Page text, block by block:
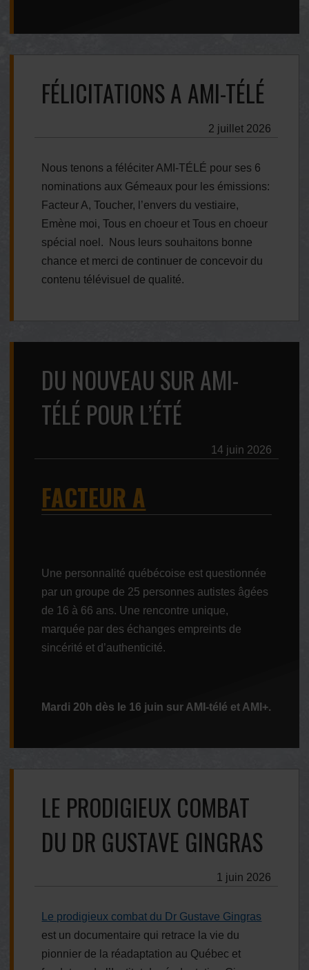
FÉLICITATIONS A AMI-TÉLÉ
2 juillet 2026
Nous tenons a féléciter AMI-TÉLÉ pour ses 6
nominations aux Gémeaux pour les émissions:
Facteur A, Toucher, l’envers du vestiaire,
Emène moi, Tous en choeur et Tous en choeur
spécial noel. Nous leurs souhaitons bonne
chance et merci de continuer de concevoir du
contenu télévisuel de qualité.
DU NOUVEAU SUR AMI-
TÉLÉ POUR L’ÉTÉ
14 juin 2026
FACTEUR A
Une personnalité québécoise est questionnée
par un groupe de 25 personnes autistes âgées
de 16 à 66 ans. Une rencontre unique,
marquée par des échanges empreints de
sincérité et d’authenticité.
Mardi 20h dès le 16 juin sur AMI-télé et AMI+.
LE PRODIGIEUX COMBAT
DU DR GUSTAVE GINGRAS
1 juin 2026
Le prodigieux combat du Dr Gustave Gingras
est un documentaire qui retrace la vie du
pionnier de la réadaptation au Québec et